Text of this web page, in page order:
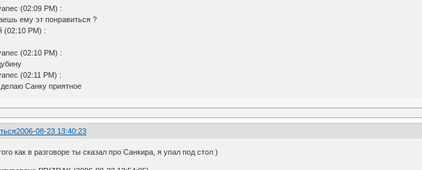
(02:09 PM) :
ему эт понравиться ?
(02:10 PM) :
(02:10 PM) :
(02:11 PM) :
Санку приятное
2006-08-23 13:40:23
как в разговоре ты сказал про Санкира, я упал под стол )